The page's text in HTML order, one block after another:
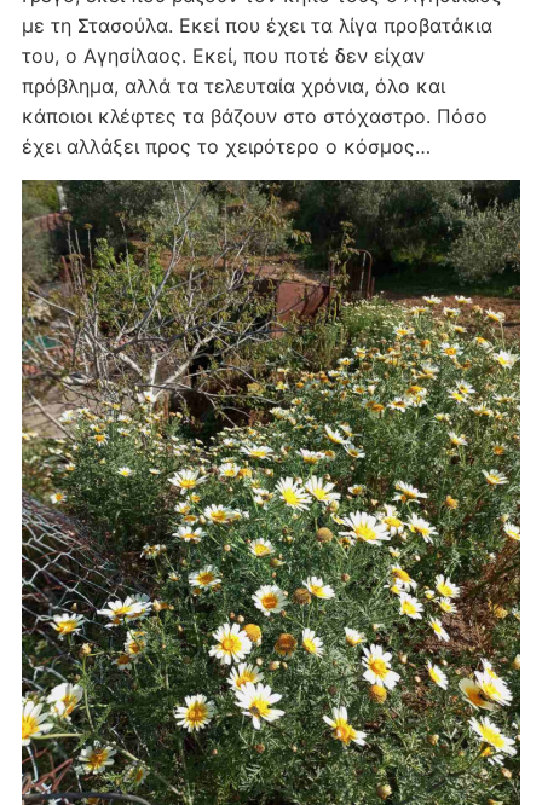
με τη Στασούλα. Εκεί που έχει τα λίγα προβατάκια
του, ο Αγησίλαος. Εκεί, που ποτέ δεν είχαν
πρόβλημα, αλλά τα τελευταία χρόνια, όλο και
κάποιοι κλέφτες τα βάζουν στο στόχαστρο. Πόσο
έχει αλλάξει προς το χειρότερο ο κόσμος…